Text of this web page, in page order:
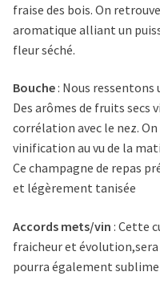
fraise des bois. On
aromatique alliant un
fleur séché.
Bouche: Nous ressentons
Des arômes de fruits
corrélation avec le nez.
vinification au vu de la
Ce champagne de repas
et légèrement tanisée
Accords mets/vin : Cette
fraicheur et
pourra également